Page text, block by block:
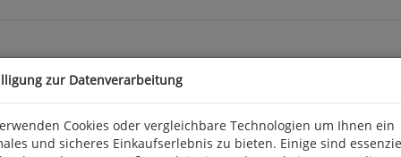
zur Datenverarbeitung
Cookies oder vergleichbare Technologien um Ihnen ein
und sicheres Einkaufserlebnis zu bieten. Einige sind